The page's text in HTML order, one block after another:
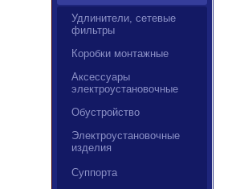
Удлинители, сетевые
фильтры
Коробки монтажные
Аксессуары
электроустановочные
Обустройство
Электроустановочные
изделия
Суппорта